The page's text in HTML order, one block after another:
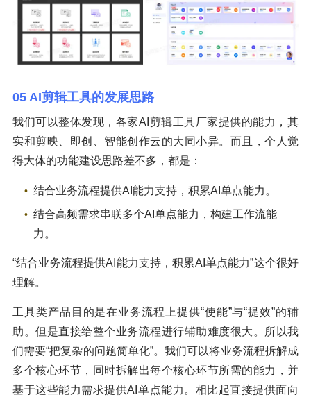
05 AI剪辑工具的发展思路
我们可以整体发现，各家AI剪辑工具厂家提供的能力，其
实和剪映、即创、智能创作云的大同小异。而且，个人觉
得大体的功能建设思路差不多，都是：
结合业务流程提供AI能力支持，积累AI单点能力。
结合高频需求串联多个AI单点能力，构建工作流能
力。
“结合业务流程提供AI能力支持，积累AI单点能力”这个很好
理解。
工具类产品目的是在业务流程上提供“使能”与“提效”的辅
助。但是直接给整个业务流程进行辅助难度很大。所以我
们需要“把复杂的问题简单化”。我们可以将业务流程拆解成
多个核心环节，同时拆解出每个核心环节所需的能力，并
基于这些能力需求提供AI单点能力。相比起直接提供面向